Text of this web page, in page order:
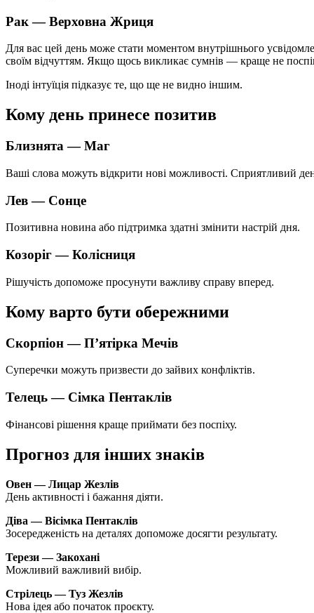
Рак — Верховна Жриця
Для вас цей день може стати моментом внутрішнього
своїм відчуттям. Якщо щось викликає сумнів — краще не
Іноді інтуїція підказує те, що ще не видно іншим.
Кому день принесе позитив
Близнята — Маг
Ваші слова можуть відкрити нові можливості. Сприятливий
Лев — Сонце
Позитивна новина або підтримка здатні змінити настрій дня.
Козоріг — Колісниця
Рішучість допоможе просунути важливу справу вперед.
Кому варто бути обережними
Скорпіон — П’ятірка Мечів
Суперечки можуть призвести до зайвих конфліктів.
Телець — Сімка Пентаклів
Фінансові рішення краще приймати без поспіху.
Прогноз для інших знаків
Овен — Лицар Жезлів
День активності і бажання діяти.
Діва — Вісімка Пентаклів
Зосередженість на деталях допоможе досягти результату.
Терези — Закохані
Можливий важливий вибір.
Стрілець — Туз Жезлів
Нова ідея або початок проєкту.